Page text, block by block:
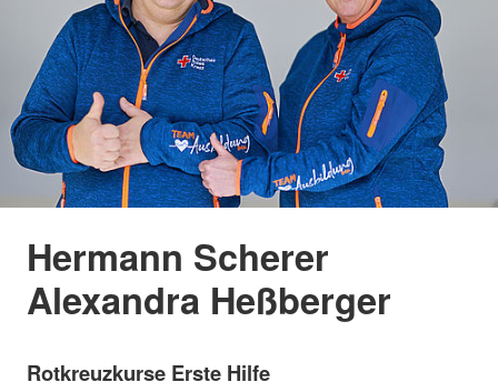
Hermann Scherer
Alexandra Heßberger
Rotkreuzkurse Erste Hilfe